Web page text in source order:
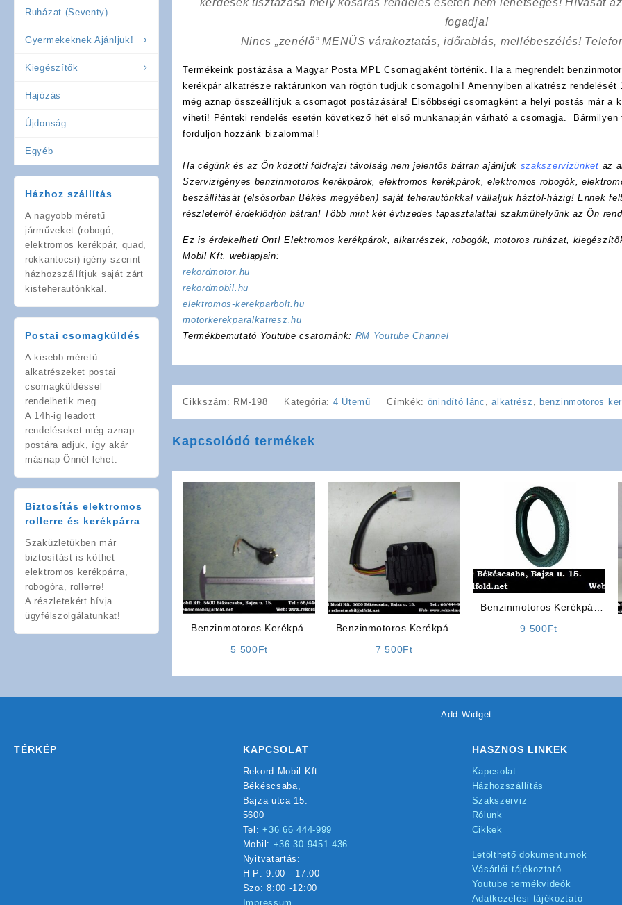
Ruházat (Seventy)
Gyermekeknek Ajánljuk!
Kiegészítők
Hajózás
Újdonság
Egyéb
Házhoz szállítás
A nagyobb méretű
járműveket (robogó,
elektromos kerékpár, quad,
rokkantocsi) igény szerint
házhozszállítjuk saját zárt
kisteherautónkkal.
Postai csomagküldés
A kisebb méretű
alkatrészeket postai
csomagküldéssel
rendelhetik meg.
A 14h-ig leadott
rendeléseket még aznap
postára adjuk, így akár
másnap Önnél lehet.
Biztosítás elektromos
rollerre és kerékpárra
Szaküzletükben már
biztosítást is köthet
elektromos kerékpárra,
robogóra, rollerre!
A részletekért hívja
ügyfélszolgálatunkat!
fogadja!
Nincs „zenélő” MENÜS várakoztatás, időrablás, mellébeszélés!
Termékeink postázása a Magyar Posta MPL Csomagjaként történik. Ha a megrendelt
kerékpár alkatrésze raktárunkon van rögtön tudjuk csomagolni! Amennyiben alkatrész rendelését
még aznap összeállítjuk a csomagot postázására! Elsőbbségi csomagként a helyi postás már a
viheti! Pénteki rendelés esetén következő hét első munkanapján várható a csomagja. Bármilyen
forduljon hozzánk bizalommal!
Ha cégünk és az Ön közötti földrajzi távolság nem jelentős bátran ajánljuk szakszervizünket az
Szervizigényes benzinmotoros kerékpárok, elektromos kerékpárok, elektromos robogók,
beszállítását (elsősorban Békés megyében) saját teherautónkkal vállaljuk háztól-házig! Ennek
részleteiről érdeklődjön bátran! Több mint két évtizedes tapasztalattal szakműhelyünk az Ön
Ez is érdekelheti Önt! Elektromos kerékpárok, alkatrészek, robogók, motoros ruházat,
Mobil Kft. weblapjain:
rekordmotor.hu
rekordmobil.hu
elektromos-kerekparbolt.hu
motorkerekparalkatresz.hu
Termékbemutató Youtube csatornánk: RM Youtube Channel
Cikkszám: RM-198 Kategória: 4 Ütemű Címkék: önindító lánc ,alkatrész benzinmotoros
Kapcsolódó termékek
Benzinmotoros Kerékpár
5 500Ft
Benzinmotoros Kerékpár
7 500Ft
Benzinmotoros Kerékpár
9 500Ft
Add Widget
TÉRKÉP KAPCSOLAT
Rekord-Mobil Kft.
Békéscsaba,
Bajza utca 15.
5600
Tel:+36 66 444-999
Mobil: +36 30 9451-436
Nyitvatartás:
H-P: 9:00 - 17:00
Szo: 8:00 -12:00
Impressum
HASZNOS LINKEK
Kapcsolat
Házhozszállítás
Szakszerviz
Rólunk
Cikkek
Letölthető dokumentumok
Vásárlói tájékoztató
Youtube termékvideók
Adatkezelési tájékoztató